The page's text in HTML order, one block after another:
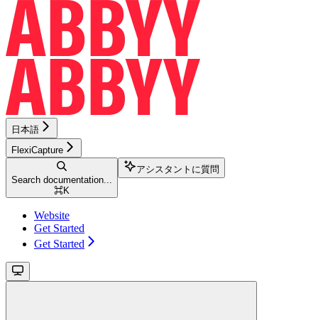
日本語
FlexiCapture
Search documentation...
⌘K
アシスタントに質問
Website
Get Started
Get Started